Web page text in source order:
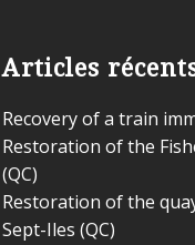
Articles
Recovery of a train
Restoration of the
(QC)
Restoration of the
Sept-Iles (QC)